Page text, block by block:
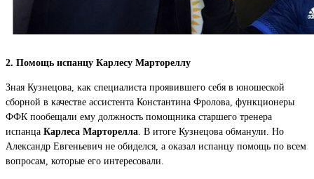
2. Помощь испанцу Карлесу Мартореллу
Зная Кузнецова, как специалиста проявившего себя в юношеской
сборной в качестве ассистента Константина Фролова, функционеры
ФФК пообещали ему должность помощника старшего тренера
испанца Карлеса Марторелла . В итоге Кузнецова обманули. Но
Александр Евгеньевич не обиделся, а оказал испанцу помощь по всем
вопросам, которые его интересовали.